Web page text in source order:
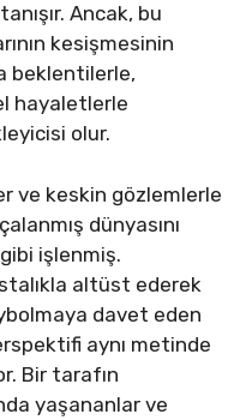
Ancak, bu
kesişmesinin
beklentilerle,
hayaletlerle
olur.
ve keskin gözlemlerle
dünyasını
işlenmiş.
altüst ederek
davet eden
aynı metinde
Bir tarafın
yaşananlar ve